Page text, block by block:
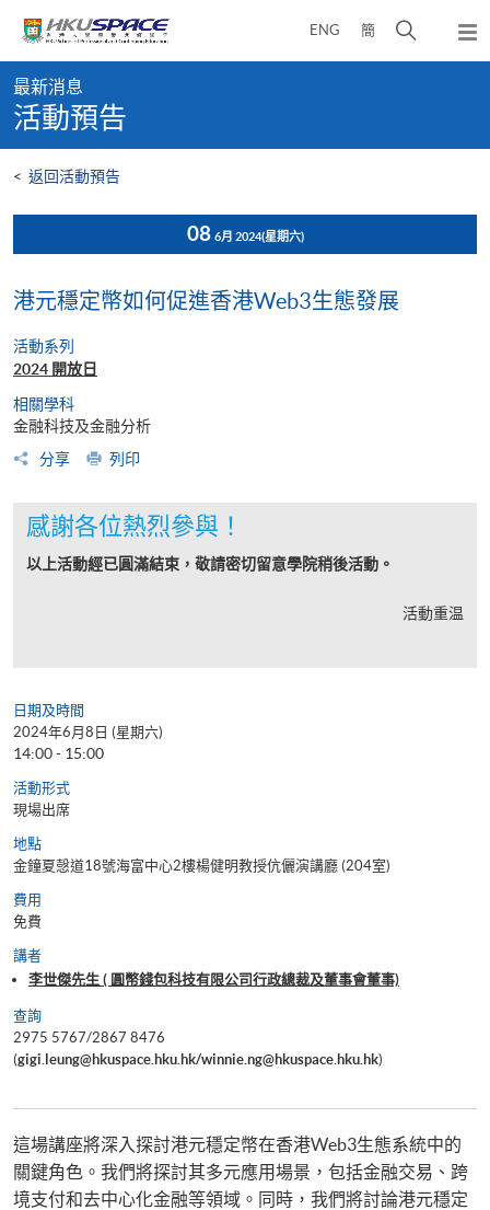
content
ENG 簡
開
彈
出
content
start
最新消息
活動預告
< 返回活動預告
08 6月 2024(星期六)
港元穩定幣如何促進香港Web3生態發展
活動系列
2024 開放日
相關學科
金融科技及金融分析
分享
列印
感謝各位熱烈參與！
以上活動經已圓滿結束，敬請密切留意學院稍後活動。
活動重温
日期及時間
2024年6月8日 (星期六)
14:00 - 15:00
活動形式
現場出席
地點
金鐘夏愨道18號海富中心2樓楊健明教授伉儷演講廳 (204室)
費用
免費
講者
李世傑先生 ( 圓幣錢包科技有限公司行政總裁及董事會董事)
查詢
2975 5767/2867 8476
(gigi.leung@hkuspace.hku.hk/winnie.ng@hkuspace.hku.hk)
這場講座將深入探討港元穩定幣在香港Web3生態系統中的
關鍵角色。我們將探討其多元應用場景，包括金融交易、跨
境支付和去中心化金融等領域。同時，我們將討論港元穩定